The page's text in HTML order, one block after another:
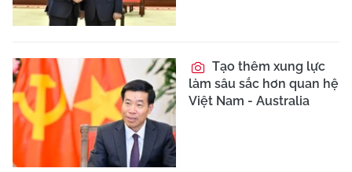
Tạo thêm xung lực
làm sâu sắc hơn quan hệ
Việt Nam - Australia